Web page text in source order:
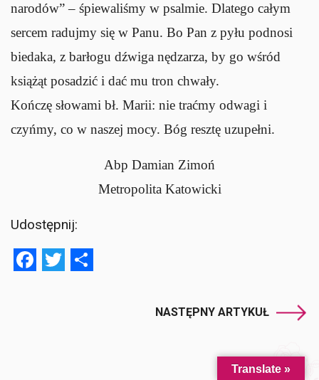
narodów” – śpiewaliśmy w psalmie. Dlatego całym
sercem radujmy się w Panu. Bo Pan z pyłu podnosi
biedaka, z barłogu dźwiga nędzarza, by go wśród
książąt posadzić i dać mu tron chwały.
Kończę słowami bł. Marii: nie traćmy odwagi i
czyńmy, co w naszej mocy. Bóg resztę uzupełni.
Abp Damian Zimoń
Metropolita Katowicki
Udostępnij:
Facebook
Twitter
NASTĘPNY ARTYKUŁ
Translate »